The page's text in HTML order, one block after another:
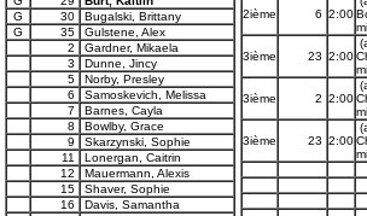
G
30
Bugalski, Brittany
G
35
Gulstene, Alex
2
Gardner, Mikaela
3
Dunne, Jincy
5
Norby, Presley
6
Samoskevich, Melissa
7
Barnes, Cayla
8
Bowlby, Grace
9
Skarzynski, Sophie
11
Lonergan, Caitrin
12
Mauermann, Alexis
15
Shaver, Sophie
16
Davis, Samantha
2ième 6 2:00
3ième 23 2:00
3ième 2 2:00
3ième 23 2:00